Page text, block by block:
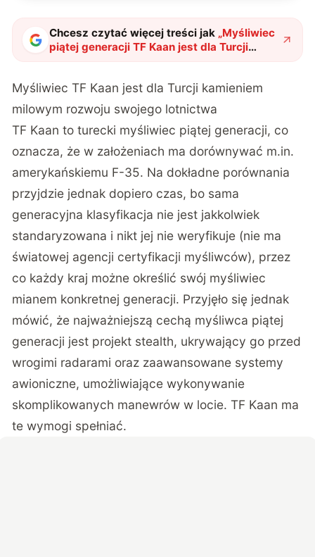
Chcesz czytać więcej treści jak „Myśliwiec
piątej generacji TF Kaan jest dla Turcji
kamieniem milowym rozwoju lotnictwa"?
Myśliwiec TF Kaan jest dla Turcji kamieniem
milowym rozwoju swojego lotnictwa
TF Kaan to turecki myśliwiec piątej generacji, co
oznacza, że w założeniach ma dorównywać m.in.
amerykańskiemu F-35. Na dokładne porównania
przyjdzie jednak dopiero czas, bo sama
generacyjna klasyfikacja nie jest jakkolwiek
standaryzowana i nikt jej nie weryfikuje (nie ma
światowej agencji certyfikacji myśliwców), przez
co każdy kraj możne określić swój myśliwiec
mianem konkretnej generacji. Przyjęło się jednak
mówić, że najważniejszą cechą myśliwca piątej
generacji jest projekt stealth, ukrywający go przed
wrogimi radarami oraz zaawansowane systemy
awioniczne, umożliwiające wykonywanie
skomplikowanych manewrów w locie. TF Kaan ma
te wymogi spełniać.